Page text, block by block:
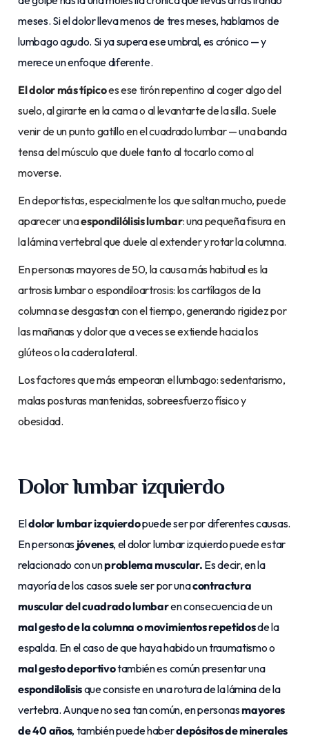
meses. Si el dolor lleva menos de tres meses, hablamos de
lumbago agudo. Si ya supera ese umbral, es crónico — y
merece un enfoque diferente.
El dolor más típicoes ese tirón repentino al coger algo del
suelo, al girarte en la cama o al levantarte de la silla. Suele
venir de un punto gatillo en el cuadrado lumbar — una banda
tensa del músculo que duele tanto al tocarlo como al
moverse.
En deportistas, especialmente los que saltan mucho, puede
aparecer unaespondilólisis lumbar: una pequeña fisura en
la lámina vertebral que duele al extender y rotar la columna.
En personas mayores de 50, la causa más habitual es la
artrosis lumbar o espondiloartrosis: los cartílagos de la
columna se desgastan con el tiempo, generando rigidez por
las mañanas y dolor que a veces se extiende hacia los
glúteos o la cadera lateral.
Los factores que más empeoran el lumbago: sedentarismo,
malas posturas mantenidas, sobreesfuerzo físico y
obesidad.
Dolor lumbar izquierdo
Eldolor lumbar izquierdopuede ser por diferentes causas.
En personas jóvenes, el dolor lumbar izquierdo puede estar
relacionado con unproblema muscular. Es decir, en la
mayoría de los casos suele ser por unacontractura
muscular del cuadrado lumbaren consecuencia de un
mal gesto de la columna o movimientos repetidosde la
espalda. En el caso de que haya habido un traumatismo o
mal gesto deportivotambién es común presentar una
espondilolisisque consiste en una rotura de la lámina de la
vertebra. Aunque no sea tan común, en personasmayores
de 40 años, también puede haberdepósitos de minerales